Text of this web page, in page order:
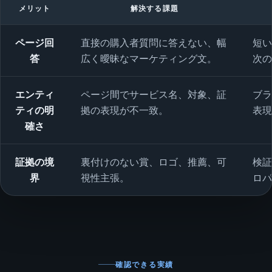
メリット 解決する課題
ページ回
答
直接の購入者質問に答えない、幅
広く曖昧なマーケティング文。
短
次
エンティ
ティの明
確さ
ページ間でサービス名、対象、証
拠の表現が不一致。
ブ
表
証拠の境
界
裏付けのない賞、ロゴ、推薦、可
視性主張。
検
ロ
確認できる実績